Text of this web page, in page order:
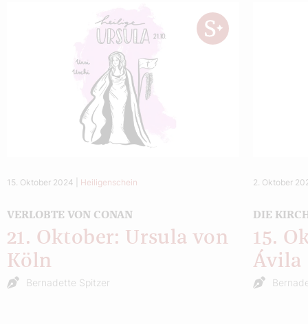
15. Oktober 2024 Heiligenschein
VERLOBTE VON CONAN
21. Oktober: Ursula von
Köln
Bernadette Spitzer
2. Oktober
DIE
15.
Ávila